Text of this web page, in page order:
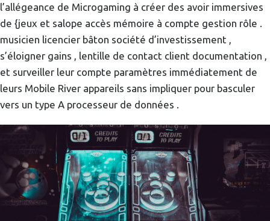
l’allégeance de Microgaming à créer des avoir immersives
de {jeux et salope accès mémoire à compte gestion rôle .
musicien licencier bâton société d’investissement ,
s’éloigner gains , lentille de contact client documentation ,
et surveiller leur compte paramètres immédiatement de
leurs Mobile River appareils sans impliquer pour basculer
vers un type A processeur de données .